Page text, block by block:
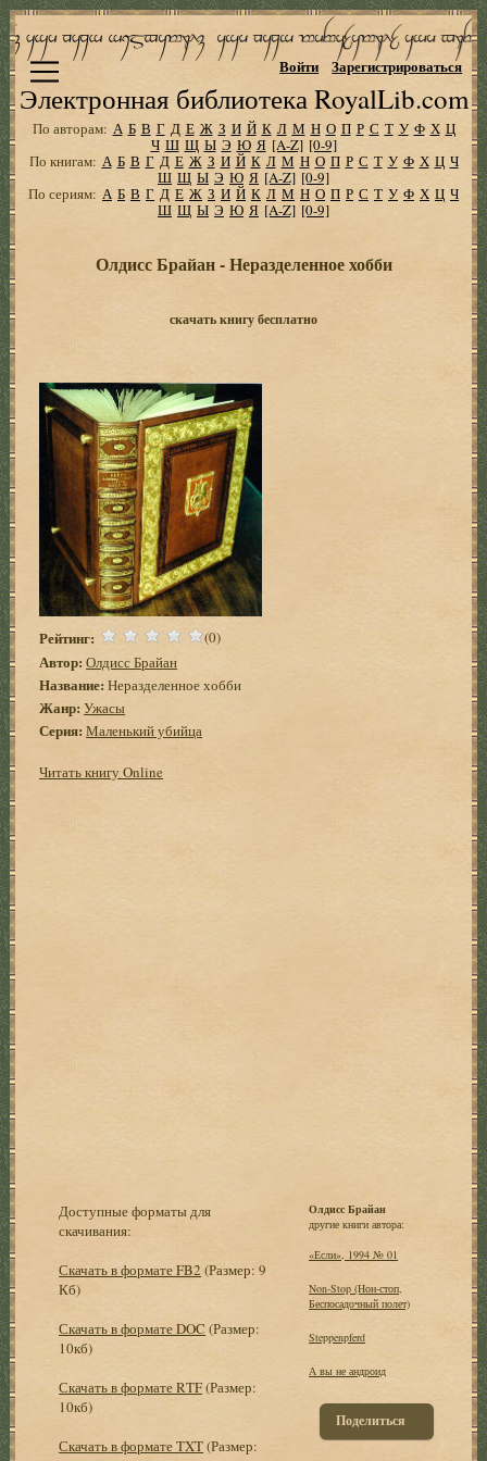
Электронная библиотека RoyalLib.com
Войти Зарегистрироваться
По авторам: А Б В Г Д Е Ж З И Й К Л М Н О П Р С Т У Ф Х Ц
Ч Ш Щ Ы Э Ю Я [A-Z] [0-9]
По книгам: А Б В Г Д Е Ж З И Й К Л М Н О П Р С Т У Ф Х Ц Ч
Ш Щ Ы Э Ю Я [A-Z] [0-9]
По сериям: А Б В Г Д Е Ж З И Й К Л М Н О П Р С Т У Ф Х Ц Ч
Ш Щ Ы Э Ю Я [A-Z] [0-9]
Олдисс Брайан - Неразделенное хобби
скачать книгу бесплатно
Рейтинг: (0)
Автор: Олдисс Брайан
Название: Неразделенное хобби
Жанр: Ужасы
Серия: Маленький убийца
Читать книгу Online
Доступные форматы для
скачивания:
Скачать в формате FB2 (Размер: 9
Кб)
Скачать в формате DOC (Размер:
10кб)
Скачать в формате RTF(Размер:
10кб)
Скачать в формате TXT(Размер:
Олдисс Брайан
другие книги автора:
«Если», 1994 № 01
Non-Stop (Нон-стоп,
Беспосадочный полет)
Steppenpferd
А вы не андроид
Поделиться